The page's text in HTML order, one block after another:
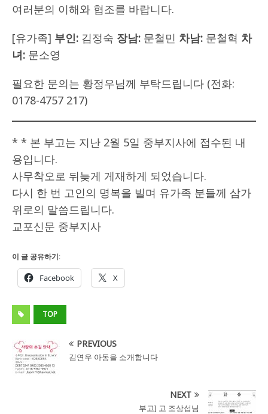
여러분의 이해와 협조를 바랍니다.
[유가족] 부인: 김정숙 장남: 문철민 차남: 문철혁 차
녀: 문소영
필요한 문의는 황정우님께 부탁드립니다 (전화:
0178-4757 217)
* * 본 부고는 지난 2월 5일 중부지사에 접수된 내
용입니다.
사무착오로 뒤늦게 게재하게 되었습니다.
다시 한 번 고인의 명복을 빌며 유가족 분들께 삼가
위로의 말씀드립니다.
교포신문 중부지사
이 글 공유하기:
Facebook X
TOP
PREVIOUS
김연우 아동을 소개합니다
NEXT
부고] 고 조상섭님